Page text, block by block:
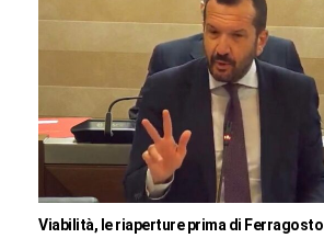
Viabilità, le riaperture prima di Ferragosto